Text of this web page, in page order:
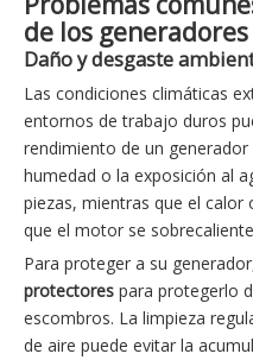
de los
Daño y desgaste
Las condiciones climáticas
entornos de trabajo duros
rendimiento de un
humedad o la exposición al
piezas, mientras que el
que el motor se
Para proteger a su
protectores para protegerlo
escombros. La limpieza
de aire puede evitar la